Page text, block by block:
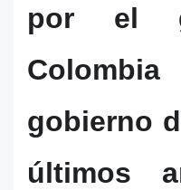
por el
gobierno
últimos